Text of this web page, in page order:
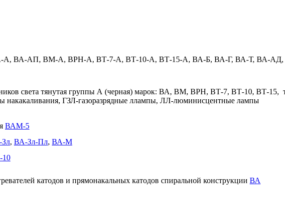
А, ВА-АП, ВМ-А, ВРН-А, ВТ-7-А, ВТ-10-А, ВТ-15-А, ВА-Б, ВА-Г, ВА-Т, ВА-
света тянутая группы А (черная) марок: ВА, ВМ, ВРН, ВТ-7, ВТ-10, ВТ-15,
накакаливания, ГЗЛ-газоразрядные ллампы, ЛЛ-люминисцентные лампы
ВАМ-5
, ВА-Зл-Пл, ВА-М
катодов и прямонакальных катодов спиральной конструкции ВА